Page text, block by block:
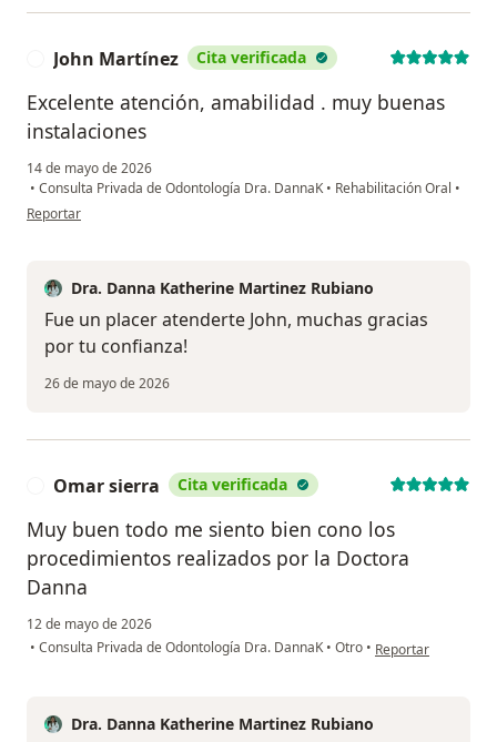
John Martínez Cita verificada
Excelente atención, amabilidad . muy buenas
instalaciones
14 de mayo de 2026
• Consulta Privada de Odontología Dra. DannaK • Rehabilitación Oral •
en opinión del usuario John Martínez
Reportar
Dra. Danna Katherine Martinez Rubiano
Fue un placer atenderte John, muchas gracias
por tu confianza!
26 de mayo de 2026
Omar sierra Cita verificada
Muy buen todo me siento bien cono los
procedimientos realizados por la Doctora
Danna
12 de mayo de 2026
• Consulta Privada de Odontología Dra. DannaK • Otro • en opinión del
Reportar
Dra. Danna Katherine Martinez Rubiano